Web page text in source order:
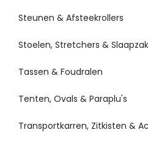
Steunen & Afsteekrollers
Stoelen, Stretchers &
Tassen & Foudralen
Tenten, Ovals & Paraplu's
Transportkarren, Zitkisten &